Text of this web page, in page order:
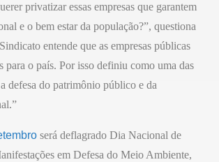
privatizar essas empresas que garantem
e o bem estar da população?”, questiona
entende que as empresas públicas
para o país. Por isso definiu como uma das
defesa do patrimônio público e da
será deflagrado Dia Nacional de
em Defesa do Meio Ambiente,